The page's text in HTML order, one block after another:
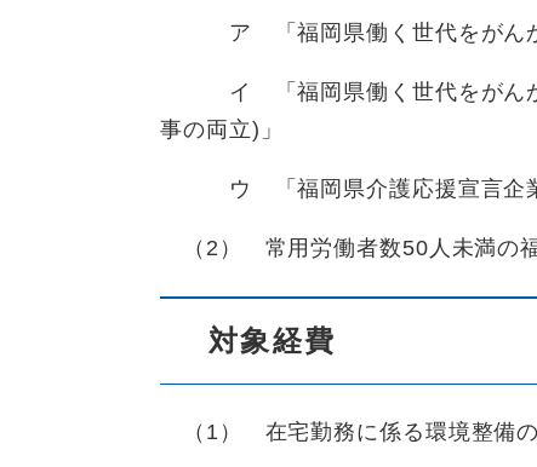
ア 「福岡県働く世代をがんか
イ 「福岡県働く世代をがんか
事の両立)」
ウ 「福岡県介護応援宣言企
（2） 常用労働者数50人未満の
対象経費
（1） 在宅勤務に係る環境整備